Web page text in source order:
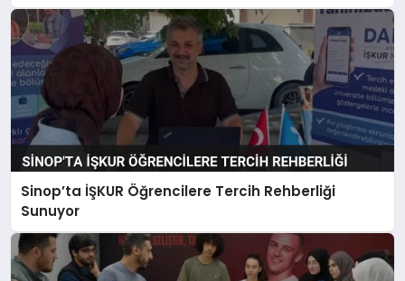
Sinop’ta İŞKUR Öğrencilere Tercih Rehberliği
Sunuyor